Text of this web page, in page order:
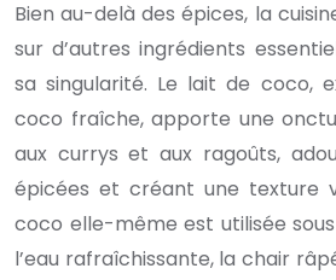
Bien au-delà des épices, la
sur d’autres ingrédients
sa singularité. Le lait de coco,
coco fraîche, apporte une
aux currys et aux ragoûts,
épicées et créant une texture
coco elle-même est utilisée
l’eau rafraîchissante, la chair